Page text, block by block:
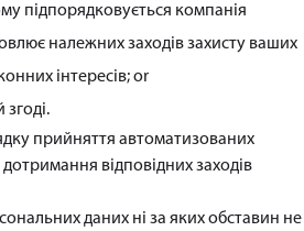
підпорядковується компанія
належних заходів захисту ваших
інтересів; or
прийняття автоматизованих
відповідних заходів
даних ні за яких обставин не